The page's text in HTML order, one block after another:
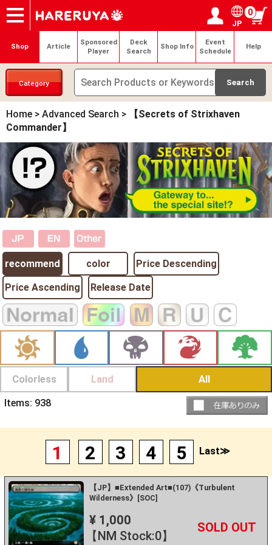
Onlineshop
Articles
Deck Search
Sponsored Players
Shop Info
Event Schedule
Contact Login / Register
My page
JP
0
Shop Article
Sponsored
Player
Deck
Search
Shop Info
Event
Schedule
Help
Category
Home > Advanced Search >
【Secrets of Strixhaven
Commander】
recommend color Price Descending
Price Ascending Release Date
Colorless Land All
Items: 938
1 2 3 4 5 Last≫
【JP】■Extended Art■(107)《Turbulent
Wilderness》[SOC]
¥ 1,000
【NM Stock:0】
－ +